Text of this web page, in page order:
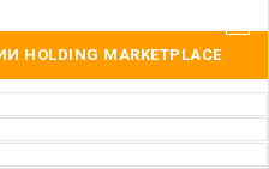
MARKETPLACE